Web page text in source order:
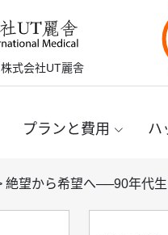
式会社UT麗舎
プランと費用 ハ
絶望から希望へ──90年代